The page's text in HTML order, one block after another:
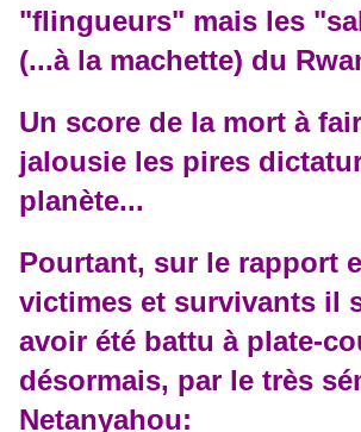
"flingueurs" mais les
(...à la machette) du
Un score de la mort à
jalousie les pires
planète...
Pourtant, sur le rapport
victimes et survivants il
avoir été battu à plate-
désormais, par le très
Netanyahou: